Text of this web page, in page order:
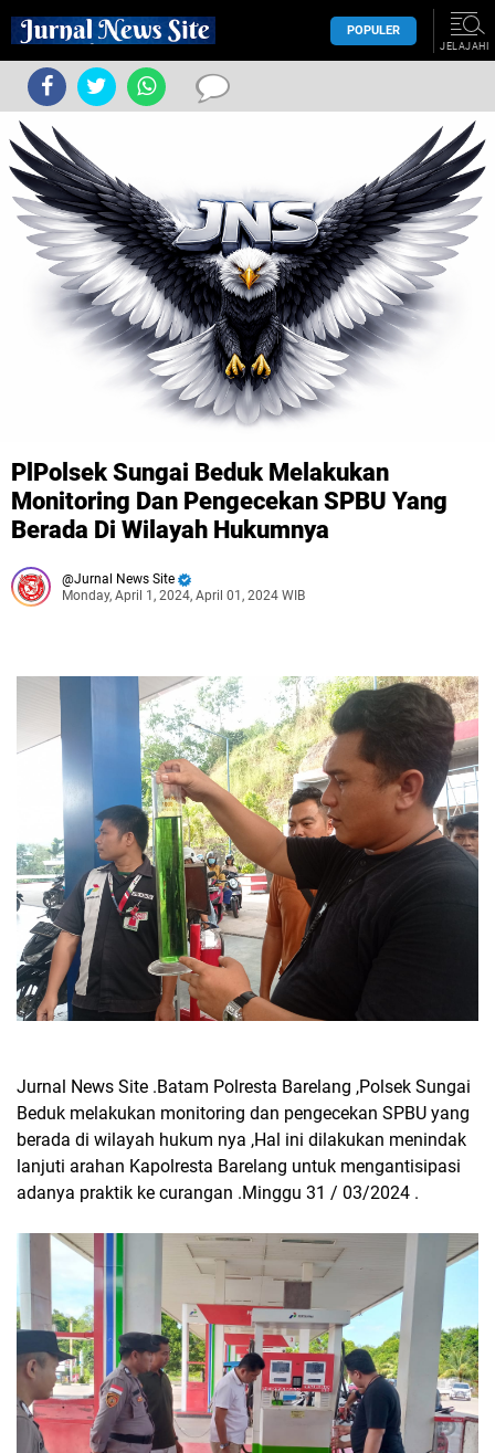
POPULER
JELAJAHI
PlPolsek Sungai Beduk Melakukan
Monitoring Dan Pengecekan SPBU Yang
Berada Di Wilayah Hukumnya
Jurnal News Site
Monday, April 1, 2024, April 01, 2024 WIB
Jurnal News Site .Batam Polresta Barelang ,Polsek Sungai
Beduk melakukan monitoring dan pengecekan SPBU yang
berada di wilayah hukum nya ,Hal ini dilakukan menindak
lanjuti arahan Kapolresta Barelang untuk mengantisipasi
adanya praktik ke curangan .Minggu 31 / 03/2024 .